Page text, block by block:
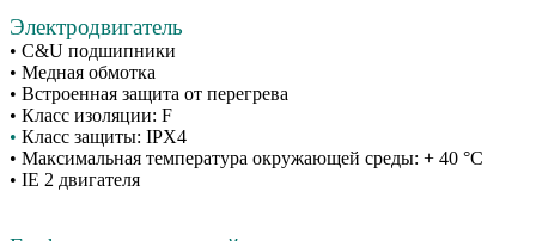
Электродвигатель
• C&U подшипники
• Медная обмотка
• Встроенная защита от перегрева
• Класс изоляции: F
• Класс защиты: IPX4
• Максимальная температура окружающей среды: + 40 °С
• IE 2 двигателя